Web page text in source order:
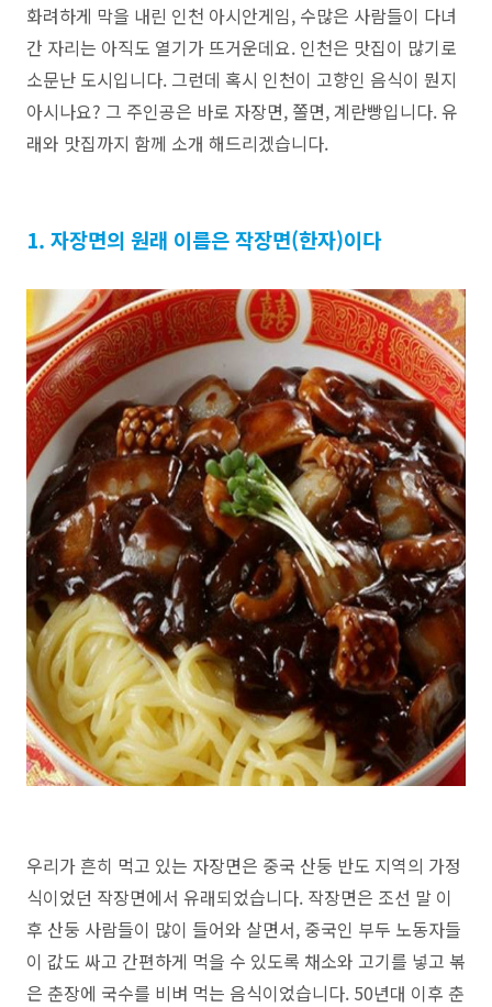
화려하게 막을 내린 인천 아시안게임, 수많은 사람들이 다녀
간 자리는 아직도 열기가 뜨거운데요. 인천은 맛집이 많기로
소문난 도시입니다. 그런데 혹시 인천이 고향인 음식이 뭔지
아시나요? 그 주인공은 바로 자장면, 쫄면, 계란빵입니다. 유
래와 맛집까지 함께 소개 해드리겠습니다.
1. 자장면의 원래 이름은 작장면(한자)이다
우리가 흔히 먹고 있는 자장면은 중국 산둥 반도 지역의 가정
식이었던 작장면에서 유래되었습니다. 작장면은 조선 말 이
후 산둥 사람들이 많이 들어와 살면서, 중국인 부두 노동자들
이 값도 싸고 간편하게 먹을 수 있도록 채소와 고기를 넣고 볶
은 춘장에 국수를 비벼 먹는 음식이었습니다. 50년대 이후 춘